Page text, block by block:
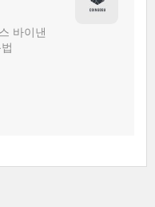
바이낸